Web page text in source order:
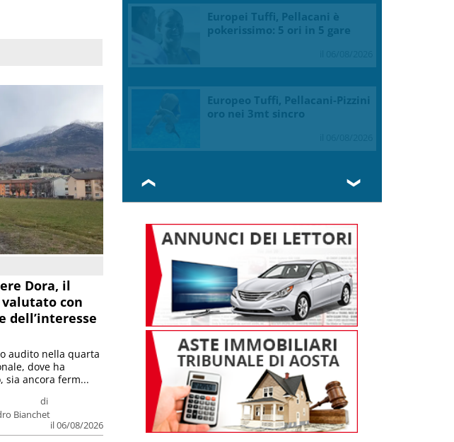
Dora, il
con
dell’interesse
di
Bianchet
il 06/08/2026
audito nella quarta
dove ha
sia ancora ferm...
Europei Tuffi, Pellacani è
pokerissimo: 5 ori in 5 gare
Europeo Tuffi, Pellacani-Pizzini
oro nei 3mt sincro
❮ ❯